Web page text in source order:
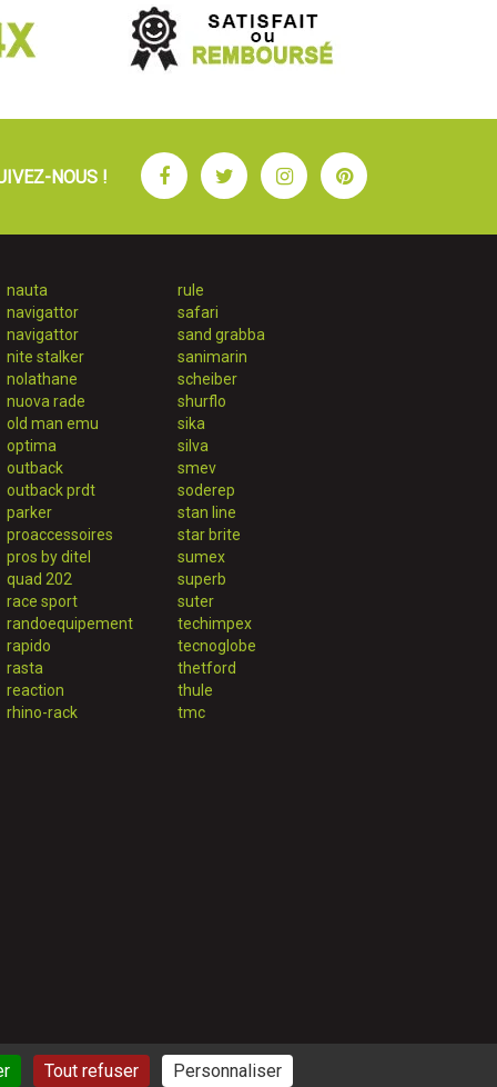
NOUS ! FacebookTwitterInstagramPinterest
nauta
navigattor
navigattor
nite stalker
nolathane
nuova rade
old man emu
optima
outback
outback prdt
parker
proaccessoires
pros by ditel
quad 202
race sport
randoequipement
rapido
rasta
reaction
rhino-rack
rule
safari
sand grabba
sanimarin
scheiber
shurflo
sika
silva
smev
soderep
stan line
star brite
sumex
superb
suter
techimpex
tecnoglobe
thetford
thule
tmc
Tout refuser Personnaliser